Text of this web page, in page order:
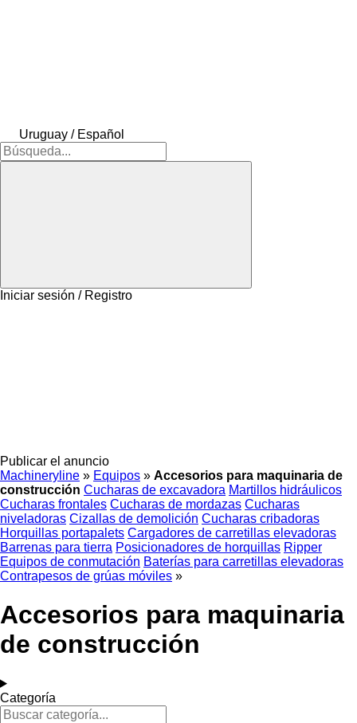
Uruguay / Español
Iniciar sesión / Registro
Publicar el anuncio
Machineryline » Equipos » Accesorios para maquinaria de
construcción Cucharas de excavadora Martillos hidráulicos
Cucharas frontales Cucharas de mordazas Cucharas
niveladoras Cizallas de demolición Cucharas cribadoras
Horquillas portapalets Cargadores de carretillas elevadoras
Barrenas para tierra Posicionadores de horquillas Ripper
Equipos de conmutación Baterías para carretillas elevadoras
Contrapesos de grúas móviles »
Accesorios para maquinaria
de construcción
Categoría